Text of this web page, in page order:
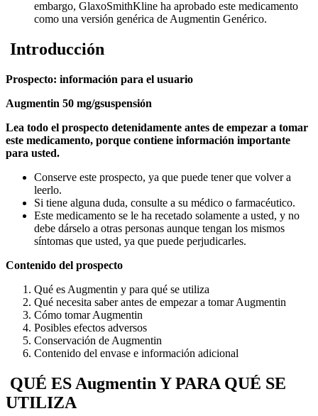
embargo, GlaxoSmithKline ha aprobado este medicamento
como una versión genérica de Augmentin Genérico.
Introducción
Prospecto: información para el usuario
Augmentin 50 mg/gsuspensión
Lea todo el prospecto detenidamente antes de empezar a tomar
este medicamento, porque contiene información importante
para usted.
Conserve este prospecto, ya que puede tener que volver a
leerlo.
Si tiene alguna duda, consulte a su médico o farmacéutico.
Este medicamento se le ha recetado solamente a usted, y no
debe dárselo a otras personas aunque tengan los mismos
síntomas que usted, ya que puede perjudicarles.
Contenido del prospecto
Qué es Augmentin y para qué se utiliza
Qué necesita saber antes de empezar a tomar Augmentin
Cómo tomar Augmentin
Posibles efectos adversos
Conservación de Augmentin
Contenido del envase e información adicional
QUÉ ES Augmentin Y PARA QUÉ SE
UTILIZA